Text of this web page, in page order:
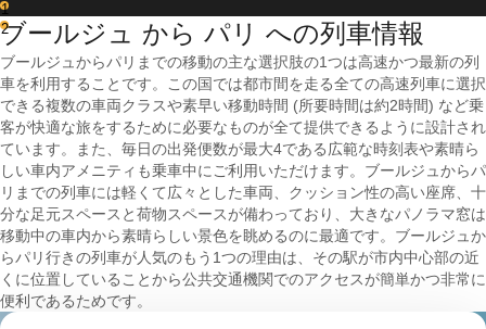
1
2
ブールジュ から パリ への列車情報
ブールジュからパリまでの移動の主な選択肢の1つは高速かつ最新の列
車を利用することです。この国では都市間を走る全ての高速列車に選択
できる複数の車両クラスや素早い移動時間 (所要時間は約2時間) など乗
客が快適な旅をするために必要なものが全て提供できるように設計され
ています。また、毎日の出発便数が最大4である広範な時刻表や素晴ら
しい車内アメニティも乗車中にご利用いただけます。ブールジュからパ
リまでの列車には軽くて広々とした車両、クッション性の高い座席、十
分な足元スペースと荷物スペースが備わっており、大きなパノラマ窓は
移動中の車内から素晴らしい景色を眺めるのに最適です。ブールジュか
らパリ行きの列車が人気のもう1つの理由は、その駅が市内中心部の近
くに位置していることから公共交通機関でのアクセスが簡単かつ非常に
便利であるためです。